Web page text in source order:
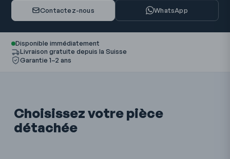
Contactez-nous
WhatsApp
Disponible immédiatement
Livraison gratuite depuis la Suisse
Garantie 1–2 ans
Choisissez votre pièce
détachée